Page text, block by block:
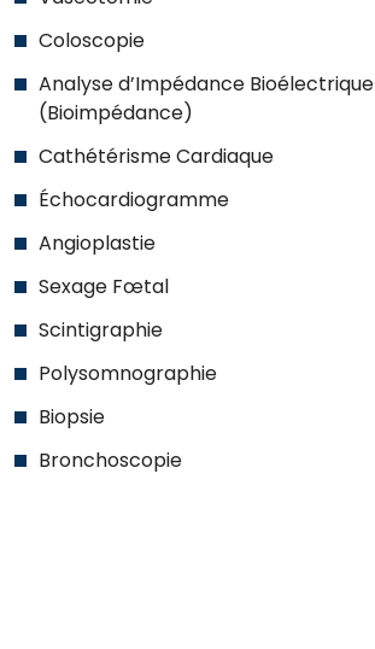
Coloscopie
Analyse d’Impédance Bioélectrique
(Bioimpédance)
Cathétérisme Cardiaque
Échocardiogramme
Angioplastie
Sexage Fœtal
Scintigraphie
Polysomnographie
Biopsie
Bronchoscopie